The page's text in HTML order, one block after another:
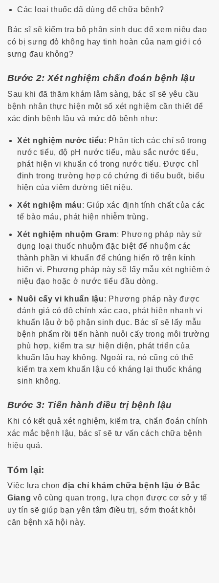
Các loại thuốc đã dùng để chữa bệnh?
Bác sĩ sẽ kiểm tra bộ phận sinh dục để xem niệu đạo
có bị sưng đỏ không hay tinh hoàn của nam giới có
sưng đau không?
Bước 2: Xét nghiệm chẩn đoán bệnh lậu
Sau khi đã thăm khám lâm sàng, bác sĩ sẽ yêu cầu
bệnh nhân thực hiện một số xét nghiệm cần thiết để
xác định bệnh lậu và mức độ bệnh như:
Xét nghiệm nước tiểu: Phân tích các chỉ số trong
nước tiểu, độ pH nước tiểu, màu sắc nước tiểu,
phát hiện vi khuẩn có trong nước tiểu. Được chỉ
định trong trường hợp có chứng đi tiểu buốt, biểu
hiện của viêm đường tiết niệu.
Xét nghiệm máu: Giúp xác định tính chất của các
tế bào máu, phát hiện nhiễm trùng.
Xét nghiệm nhuộm Gram: Phương pháp này sử
dụng loại thuốc nhuộm đặc biệt để nhuộm các
thành phần vi khuẩn để chúng hiển rõ trên kính
hiển vi. Phương pháp này sẽ lấy mẫu xét nghiệm ở
niệu đạo hoặc ở nước tiểu đầu dòng.
Nuôi cấy vi khuẩn lậu: Phương pháp này được
đánh giá có độ chính xác cao, phát hiện nhanh vi
khuẩn lậu ở bộ phận sinh dục. Bác sĩ sẽ lấy mẫu
bệnh phẩm rồi tiến hành nuôi cấy trong môi trường
phù hợp, kiểm tra sự hiện diện, phát triển của
khuẩn lậu hay không. Ngoài ra, nó cũng có thể
kiểm tra xem khuẩn lậu có kháng lại thuốc kháng
sinh không.
Bước 3: Tiến hành điều trị bệnh lậu
Khi có kết quả xét nghiệm, kiểm tra, chẩn đoán chính
xác mắc bệnh lậu, bác sĩ sẽ tư vấn cách chữa bệnh
hiệu quả.
Tóm lại:
Việc lựa chọn địa chỉ khám chữa bệnh lậu ở Bắc
Giang vô cùng quan trọng, lựa chọn được cơ sở y tế
uy tín sẽ giúp bạn yên tâm điều trị, sớm thoát khỏi
căn bệnh xã hội này.